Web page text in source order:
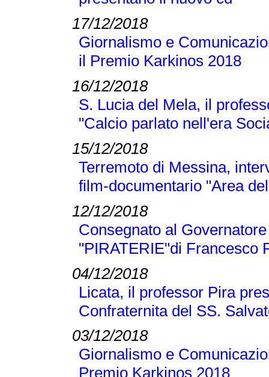
17/12/2018
Giornalismo e
il Premio Karkinos 2018
16/12/2018
S. Lucia del Mela, il
"Calcio parlato nell'era
15/12/2018
Terremoto di Messina,
film-documentario "Area
12/12/2018
Consegnato al
"PIRATERIE"di Francesco
04/12/2018
Licata, il professor Pira
Confraternita del SS.
03/12/2018
Giornalismo e
Premio Karkinos 2018